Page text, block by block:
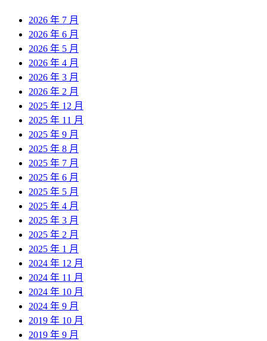
2026 年 7 月
2026 年 6 月
2026 年 5 月
2026 年 4 月
2026 年 3 月
2026 年 2 月
2025 年 12 月
2025 年 11 月
2025 年 9 月
2025 年 8 月
2025 年 7 月
2025 年 6 月
2025 年 5 月
2025 年 4 月
2025 年 3 月
2025 年 2 月
2025 年 1 月
2024 年 12 月
2024 年 11 月
2024 年 10 月
2024 年 9 月
2019 年 10 月
2019 年 9 月